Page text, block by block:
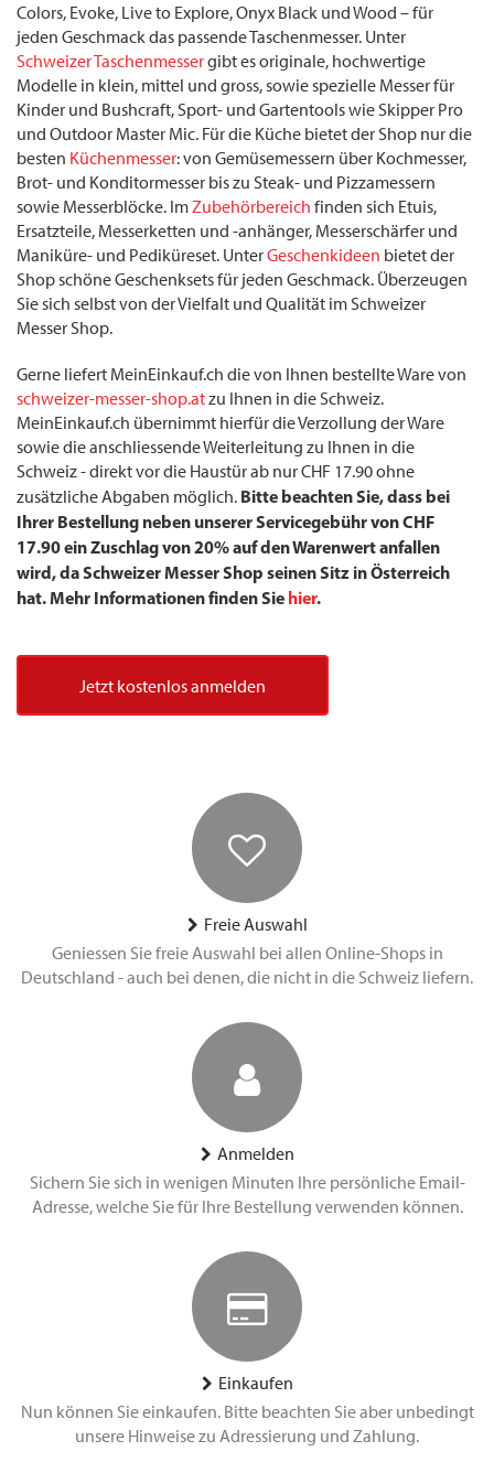
Colors, Evoke, Live to Explore, Onyx Black und Wood – für
jeden Geschmack das passende Taschenmesser. Unter
Schweizer Taschenmessergibt es originale, hochwertige
Modelle in klein, mittel und gross, sowie spezielle Messer für
Kinder und Bushcraft, Sport- und Gartentools wie Skipper Pro
und Outdoor Master Mic. Für die Küche bietet der Shop nur die
besten Küchenmesser: von Gemüsemessern über Kochmesser,
Brot- und Konditormesser bis zu Steak- und Pizzamessern
sowie Messerblöcke. ImZubehörbereich finden sich Etuis,
Ersatzteile, Messerketten und -anhänger, Messerschärfer und
Maniküre- und Pediküreset. UnterGeschenkideen bietet der
Shop schöne Geschenksets für jeden Geschmack. Überzeugen
Sie sich selbst von der Vielfalt und Qualität im Schweizer
Messer Shop.
Gerne liefert MeinEinkauf.ch die von Ihnen bestellte Ware von
schweizer-messer-shop.atzu Ihnen in die Schweiz.
MeinEinkauf.ch übernimmt hierfür die Verzollung der Ware
sowie die anschliessende Weiterleitung zu Ihnen in die
Schweiz - direkt vor die Haustür ab nur CHF 17.90 ohne
zusätzliche Abgaben möglich. Bitte beachten Sie, dass bei
Ihrer Bestellung neben unserer Servicegebühr von CHF
17.90 ein Zuschlag von 20% auf den Warenwert anfallen
wird, da Schweizer Messer Shop seinen Sitz in Österreich
hat. Mehr Informationen finden Sie hier.
Jetzt kostenlos anmelden
Freie Auswahl
Geniessen Sie freie Auswahl bei allen Online-Shops in
Deutschland - auch bei denen, die nicht in die Schweiz liefern.
Anmelden
Sichern Sie sich in wenigen Minuten Ihre persönliche Email-
Adresse, welche Sie für Ihre Bestellung verwenden können.
Einkaufen
Nun können Sie einkaufen. Bitte beachten Sie aber unbedingt
unsere Hinweise zu Adressierung und Zahlung.